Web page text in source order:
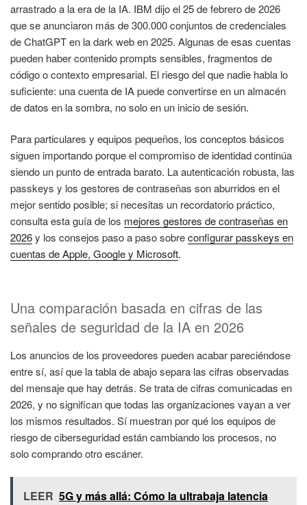
arrastrado a la era de la IA. IBM dijo el 25 de febrero de 2026
que se anunciaron más de 300.000 conjuntos de credenciales
de ChatGPT en la dark web en 2025. Algunas de esas cuentas
pueden haber contenido prompts sensibles, fragmentos de
código o contexto empresarial. El riesgo del que nadie habla lo
suficiente: una cuenta de IA puede convertirse en un almacén
de datos en la sombra, no solo en un inicio de sesión.
Para particulares y equipos pequeños, los conceptos básicos
siguen importando porque el compromiso de identidad continúa
siendo un punto de entrada barato. La autenticación robusta, las
passkeys y los gestores de contraseñas son aburridos en el
mejor sentido posible; si necesitas un recordatorio práctico,
consulta esta guía de los mejores gestores de contraseñas en
2026y los consejos paso a paso sobreconfigurar passkeys en
cuentas de Apple, Google y Microsoft.
Una comparación basada en cifras de las
señales de seguridad de la IA en 2026
Los anuncios de los proveedores pueden acabar pareciéndose
entre sí, así que la tabla de abajo separa las cifras observadas
del mensaje que hay detrás. Se trata de cifras comunicadas en
2026, y no significan que todas las organizaciones vayan a ver
los mismos resultados. Sí muestran por qué los equipos de
riesgo de ciberseguridad están cambiando los procesos, no
solo comprando otro escáner.
LEER 5G y más allá: Cómo la ultrabaja latencia